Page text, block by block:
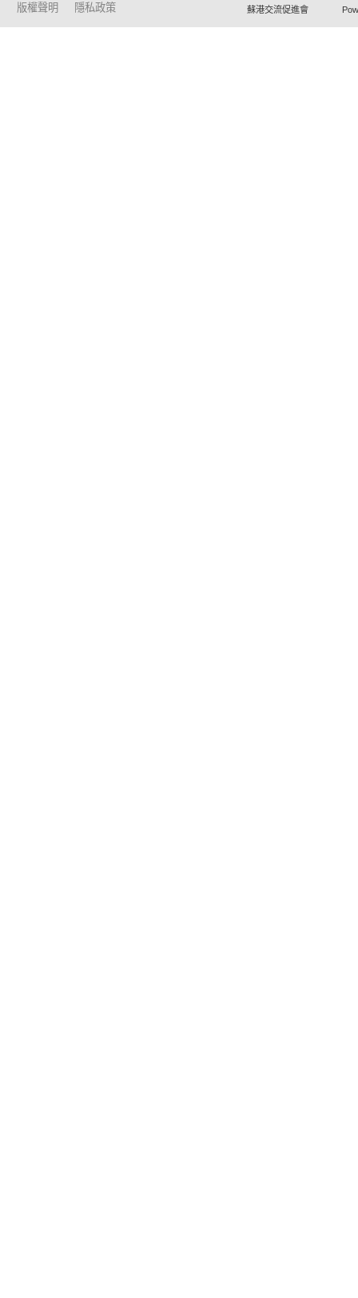
版權聲明 隱私政策 蘇港交流促進會